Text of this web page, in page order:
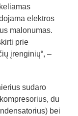
elektros
malonumas.
prie
įrenginių“, –
sudaro
du
bei